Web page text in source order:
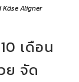
Aligner
เดือน
ย จัด